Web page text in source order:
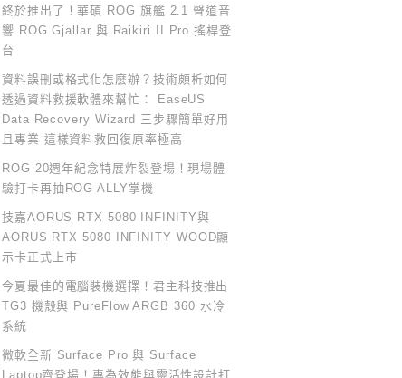
終於推出了！華碩 ROG 旗艦 2.1 聲道音
響 ROG Gjallar 與 Raikiri II Pro 搖桿登
台
資料誤刪或格式化怎麼辦？技術頗析如何
透過資料救援軟體來幫忙： EaseUS
Data Recovery Wizard 三步驟簡單好用
且專業 這樣資料救回復原率極高
ROG 20週年紀念特展炸裂登場！現場體
驗打卡再抽ROG ALLY掌機
技嘉AORUS RTX 5080 INFINITY與
AORUS RTX 5080 INFINITY WOOD顯
示卡正式上市
今夏最佳的電腦裝機選擇！君主科技推出
TG3 機殼與 PureFlow ARGB 360 水冷
系統
微軟全新 Surface Pro 與 Surface
Laptop齊登場！專為效能與靈活性設計打